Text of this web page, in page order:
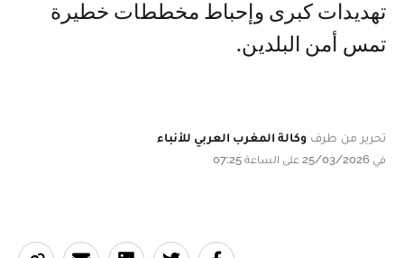
تهديدات كبرى وإحباط مخططات خطيرة
تمس أمن البلدين.
تحرير من طرف وكالة المغرب العربي للأنباء
في 25/03/2026 على الساعة 07:25